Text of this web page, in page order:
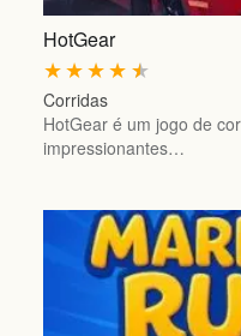
HotGear
★
★
★
★
★
Corridas
HotGear é um jogo de
impressionantes…